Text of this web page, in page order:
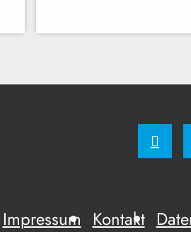
Impressum Kontakt